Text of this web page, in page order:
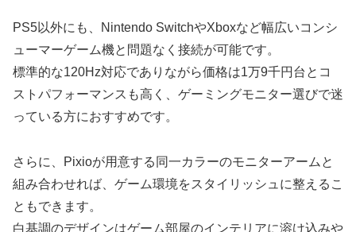
PS5以外にも、Nintendo SwitchやXboxなど幅広いコンシ
ューマーゲーム機と問題なく接続が可能です。
標準的な120Hz対応でありながら価格は1万9千円台とコ
ストパフォーマンスも高く、ゲーミングモニター選びで迷
っている方におすすめです。
さらに、Pixioが用意する同一カラーのモニターアームと
組み合わせれば、ゲーム環境をスタイリッシュに整えるこ
ともできます。
白基調のデザインはゲーム部屋のインテリアに溶け込みや